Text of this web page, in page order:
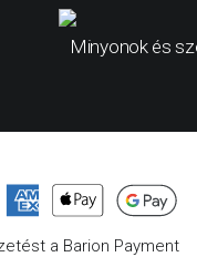
Minyonok és
a Barion Payment